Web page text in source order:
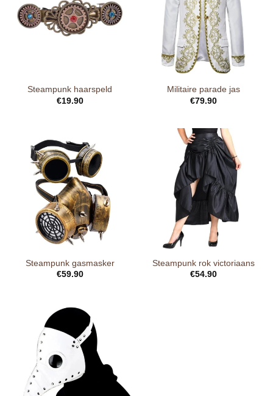
Steampunk haarspeld
€19.90
Militaire parade jas
€79.90
Steampunk gasmasker
€59.90
Steampunk rok victoriaans
€54.90